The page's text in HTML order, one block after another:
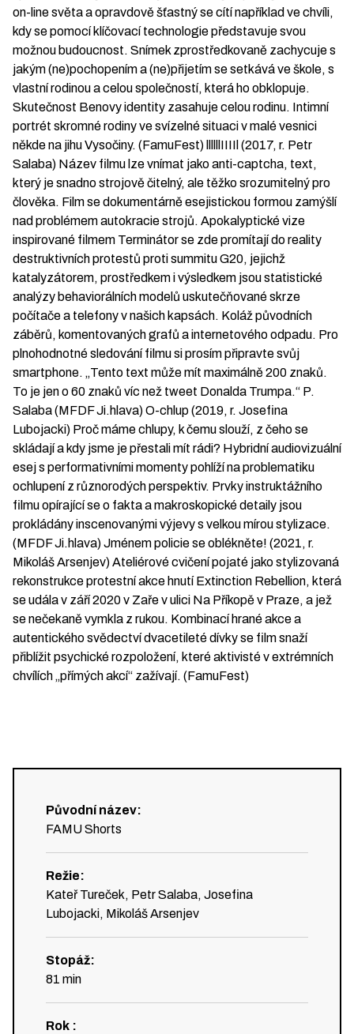
on-line světa a opravdově šťastný se cítí například ve chvíli,
kdy se pomocí klíčovací technologie představuje svou
možnou budoucnost. Snímek zprostředkovaně zachycuje s
jakým (ne)pochopením a (ne)přijetím se setkává ve škole, s
vlastní rodinou a celou společností, která ho obklopuje.
Skutečnost Benovy identity zasahuje celou rodinu. Intimní
portrét skromné rodiny ve svízelné situaci v malé vesnici
někde na jihu Vysočiny. (FamuFest) llllllIIIIl (2017, r. Petr
Salaba) Název filmu lze vnímat jako anti-captcha, text,
který je snadno strojově čitelný, ale těžko srozumitelný pro
člověka. Film se dokumentárně esejistickou formou zamýšlí
nad problémem autokracie strojů. Apokalyptické vize
inspirované filmem Terminátor se zde promítají do reality
destruktivních protestů proti summitu G20, jejichž
katalyzátorem, prostředkem i výsledkem jsou statistické
analýzy behaviorálních modelů uskutečňované skrze
počítače a telefony v našich kapsách. Koláž původních
záběrů, komentovaných grafů a internetového odpadu. Pro
plnohodnotné sledování filmu si prosím připravte svůj
smartphone. „Tento text může mít maximálně 200 znaků.
To je jen o 60 znaků víc než tweet Donalda Trumpa.“ P.
Salaba (MFDF Ji.hlava) O-chlup (2019, r. Josefina
Lubojacki) Proč máme chlupy, k čemu slouží, z čeho se
skládají a kdy jsme je přestali mít rádi? Hybridní audiovizuální
esej s performativními momenty pohlíží na problematiku
ochlupení z různorodých perspektiv. Prvky instruktážního
filmu opírající se o fakta a makroskopické detaily jsou
prokládány inscenovanými výjevy s velkou mírou stylizace.
(MFDF Ji.hlava) Jménem policie se oblékněte! (2021, r.
Mikoláš Arsenjev) Ateliérové cvičení pojaté jako stylizovaná
rekonstrukce protestní akce hnutí Extinction Rebellion, která
se udála v září 2020 v Zaře v ulici Na Příkopě v Praze, a jež
se nečekaně vymkla z rukou. Kombinací hrané akce a
autentického svědectví dvacetileté dívky se film snaží
přiblížit psychické rozpoložení, které aktivisté v extrémních
chvílích „přímých akcí“ zažívají. (FamuFest)
Původní název:
FAMU Shorts
Režie:
Kateř Tureček, Petr Salaba, Josefina
Lubojacki, Mikoláš Arsenjev
Stopáž:
81 min
Rok :